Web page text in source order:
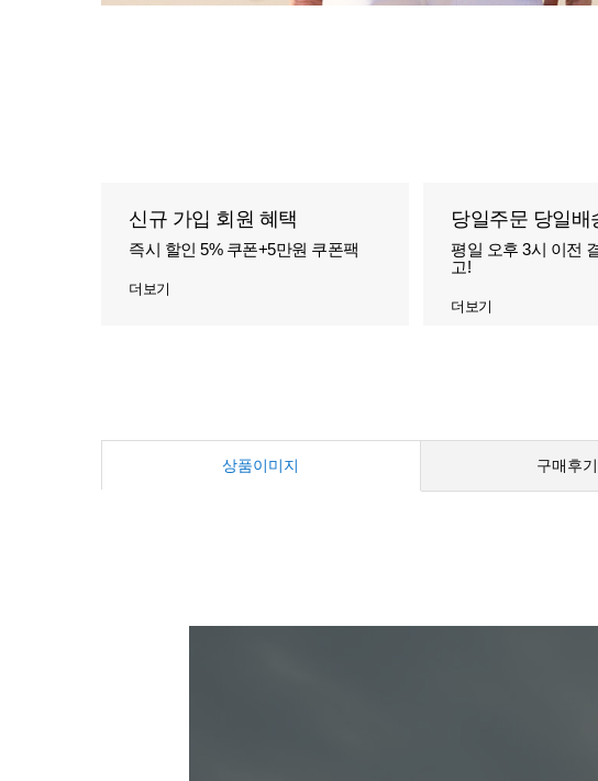
신규 가입 회원 혜택
즉시 할인 5% 쿠폰+5만원 쿠폰팩
더보기
당일주문 당일배
평일 오후 3시 이전
고!
더보기
상품이미지 구매후